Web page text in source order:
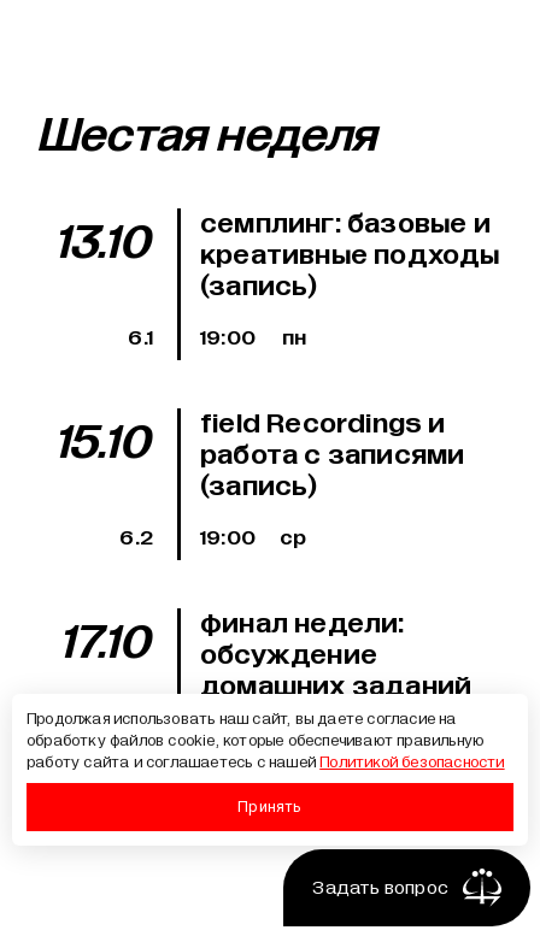
Шестая неделя
13.10
семплинг: базовые и
креативные подходы
(запись)
6.1 19:00 пн
15.10 field Recordings и
работа с записями
(запись)
6.2 19:00 ср
17.10 финал недели:
обсуждение
домашних заданий
(онлайн)
6.3 19:00 пт
Задать вопрос
Продолжая использовать наш сайт, вы даете согласие на
обработку файлов cookie, которые обеспечивают правильную
работу сайта и соглашаетесь с нашейПолитикой безопасности
Принять